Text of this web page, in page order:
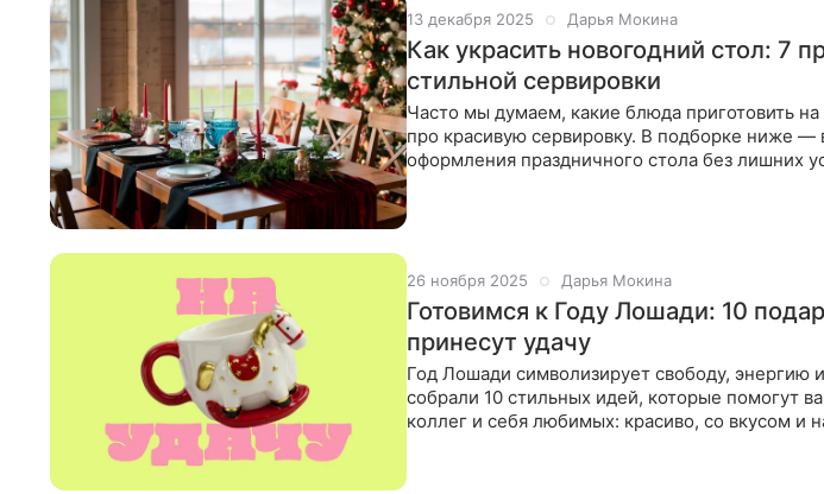
13 декабря 2025 Дарья Мокина
Как украсить новогодний стол: 7
стильной сервировки
Часто мы думаем, какие блюда приготовить
про красивую сервировку. В подборке ниже —
оформления праздничного стола без лишних
26 ноября 2025 Дарья Мокина
Готовимся к Году Лошади: 10
принесут удачу
Год Лошади символизирует свободу,
собрали 10 стильных идей, которые помогут
коллег и себя любимых: красиво, со вкусом и